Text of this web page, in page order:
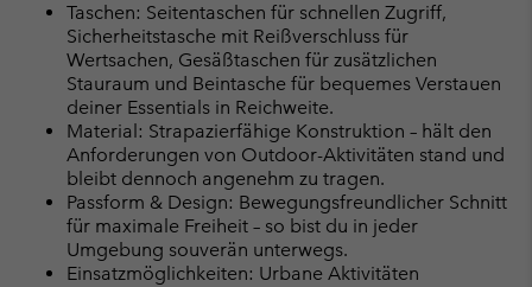
Taschen: Seitentaschen für schnellen Zugriff,
Sicherheitstasche mit Reißverschluss für
Wertsachen, Gesäßtaschen für zusätzlichen
Stauraum und Beintasche für bequemes Verstauen
deiner Essentials in Reichweite.
Material: Strapazierfähige Konstruktion – hält den
Anforderungen von Outdoor-Aktivitäten stand und
bleibt dennoch angenehm zu tragen.
Passform & Design: Bewegungsfreundlicher Schnitt
für maximale Freiheit – so bist du in jeder
Umgebung souverän unterwegs.
Einsatzmöglichkeiten: Urbane Aktivitäten